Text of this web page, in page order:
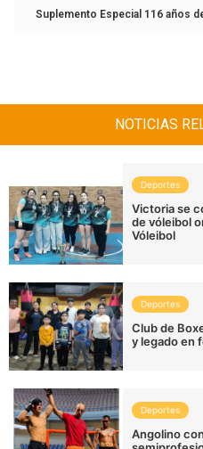
Suplemento Especial 116 años
NOTICIAS
Deportes
Victoria se
de vóleibol
Vóleibol
Deportes
Club de
y legado en
Deportes
Angolino